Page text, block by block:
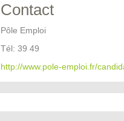
Contact
Pôle Emploi
Tél: 39 49
http://www.pole-emploi.fr/